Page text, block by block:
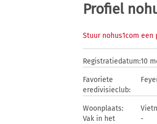
Profiel
Stuur nohus1com
Registratiedatum:10
Favoriete
eredivisieclub:
Woonplaats:
Vak in het
-